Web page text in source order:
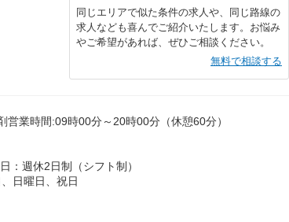
同じエリアで似た条件の求人や、同じ路線の
求人なども喜んでご紹介いたします。お悩み
やご希望があれば、ぜひご相談ください。
無料で相談する
業時間:09時00分～20時00分（休憩60分）
：週休2日制（シフト制）
日曜日、祝日